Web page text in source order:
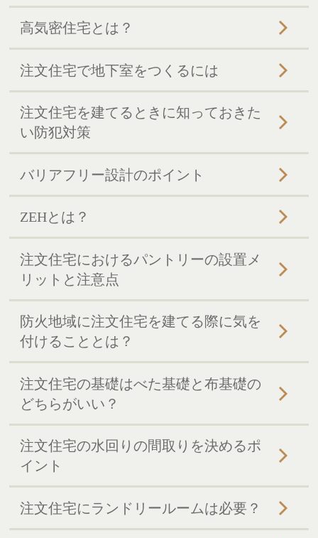
高気密住宅とは？
注文住宅で地下室をつくるには
注文住宅を建てるときに知っておきた
い防犯対策
バリアフリー設計のポイント
ZEHとは？
注文住宅におけるパントリーの設置メ
リットと注意点
防火地域に注文住宅を建てる際に気を
付けることとは？
注文住宅の基礎はべた基礎と布基礎の
どちらがいい？
注文住宅の水回りの間取りを決めるポ
イント
注文住宅にランドリールームは必要？